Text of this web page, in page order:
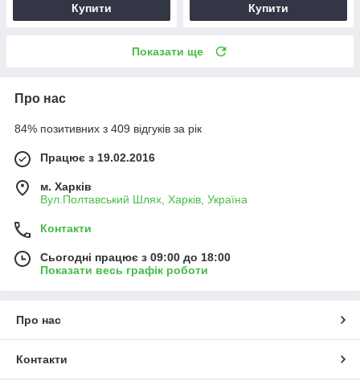
Купити Купити
Показати ще
Про нас
84% позитивних з 409 відгуків за рік
Працює з 19.02.2016
м. Харків
Вул.Полтавський Шлях, Харків, Україна
Контакти
Сьогодні працює з 09:00 до 18:00
Показати весь графік роботи
Про нас
Контакти